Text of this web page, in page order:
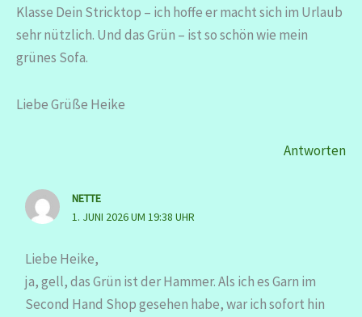
Klasse Dein Stricktop – ich hoffe er macht sich im Urlaub
sehr nützlich. Und das Grün – ist so schön wie mein
grünes Sofa.
Liebe Grüße Heike
Antworten
NETTE
1. JUNI 2026 UM 19:38 UHR
Liebe Heike,
ja, gell, das Grün ist der Hammer. Als ich es Garn im
Second Hand Shop gesehen habe, war ich sofort hin